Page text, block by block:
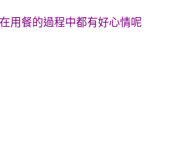
用餐的過程中都有好心情呢